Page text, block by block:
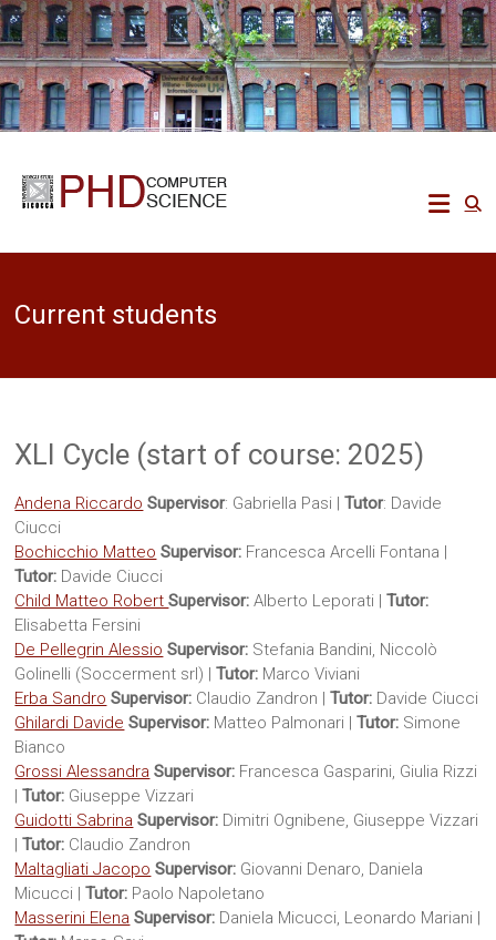
Skip
to
content
Ph.D.
in
Computer
Ecco
sito
PREPROD
Sites
Current students
XLI Cycle (start of course: 2025)
Andena Riccardo Supervisor: Gabriella Pasi |Tutor: Davide
Ciucci
Bochicchio Matteo Supervisor: Francesca Arcelli Fontana |
Tutor: Davide Ciucci
Child Matteo RobertSupervisor: Alberto Leporati |Tutor:
Elisabetta Fersini
De Pellegrin Alessio Supervisor: Stefania Bandini, Niccolò
Golinelli (Soccerment srl) |Tutor: Marco Viviani
Erba Sandro Supervisor: Claudio Zandron |Tutor: Davide Ciucci
Ghilardi Davide Supervisor: Matteo Palmonari |Tutor: Simone
Bianco
Grossi Alessandra Supervisor: Francesca Gasparini, Giulia Rizzi
|Tutor: Giuseppe Vizzari
Guidotti Sabrina Supervisor: Dimitri Ognibene, Giuseppe Vizzari
|Tutor: Claudio Zandron
Maltagliati Jacopo Supervisor: Giovanni Denaro, Daniela
Micucci |Tutor: Paolo Napoletano
Masserini Elena Supervisor: Daniela Micucci, Leonardo Mariani |